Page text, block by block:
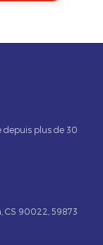
depuis plus de 30
CS 90022, 59873